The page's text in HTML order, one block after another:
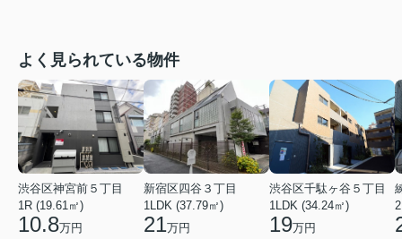
よく見られている物件
渋谷区神宮前５丁目
1R (19.61㎡)
10.8万円
新宿区四谷３丁目
1LDK (37.79㎡)
21万円
渋谷区千駄ヶ谷５丁目
1LDK (34.24㎡)
19万円